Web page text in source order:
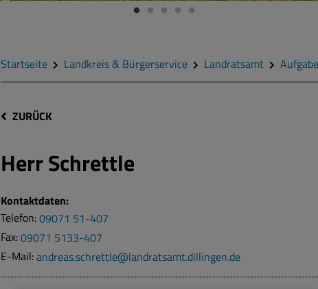
Startseite Landkreis & Bürgerservice Landratsamt
ZURÜCK
HerrSchrettle
Kontaktdaten:
Telefon:09071 51-407
Fax:09071 5133-407
E-Mail:andreas.schrettle@landratsamt.dillingen.de